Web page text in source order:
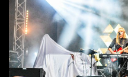
W RZESZOWIE